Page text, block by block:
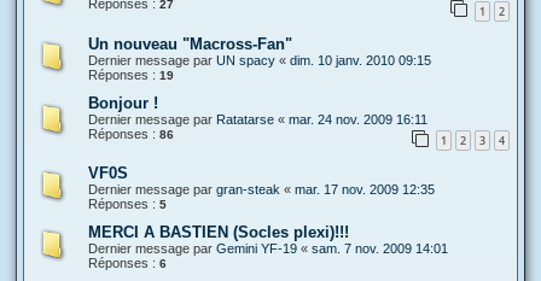
Réponses : 27 1 2
Un nouveau "Macross-Fan"
Dernier message par UN spacy « dim. 10 janv. 2010 09:15
Réponses : 19
Bonjour !
Dernier message par Ratatarse « mar. 24 nov. 2009 16:11
Réponses : 86 1 2 3 4
VF0S
Dernier message par gran-steak « mar. 17 nov. 2009 12:35
Réponses : 5
MERCI A BASTIEN (Socles plexi)!!!
Dernier message par Gemini YF-19 « sam. 7 nov. 2009 14:01
Réponses : 6